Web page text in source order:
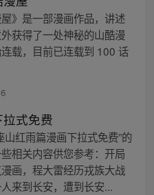
》是一部漫画作品，讲述
获得了一处神秘的山酷漫
载，目前已连载到 100 话
式免费
红雨篇漫画下拉式免费”的
相关内容供您参考：开局
画，程大雷经历戎族大战
来到长安，遭到长安...